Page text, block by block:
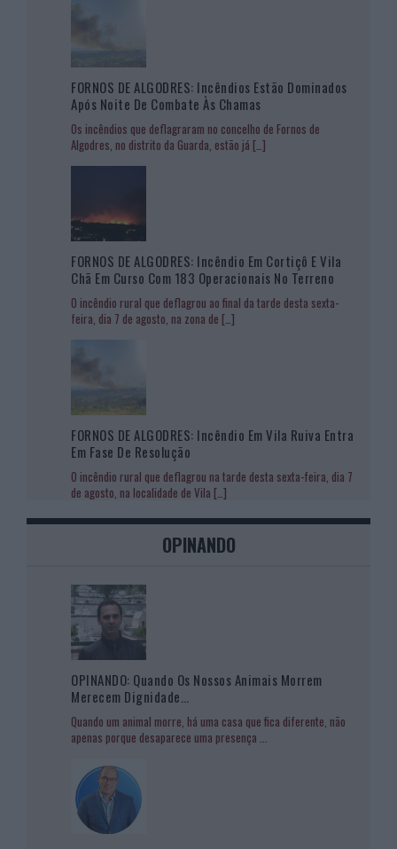
FORNOS DE ALGODRES: Incêndios Estão Dominados
Após Noite De Combate Às Chamas
Os incêndios que deflagraram no concelho de Fornos de
Algodres, no distrito da Guarda, estão já […]
FORNOS DE ALGODRES: Incêndio Em Cortiçô E Vila
Chã Em Curso Com 183 Operacionais No Terreno
O incêndio rural que deflagrou ao final da tarde desta sexta-
feira, dia 7 de agosto, na zona de […]
FORNOS DE ALGODRES: Incêndio Em Vila Ruiva Entra
Em Fase De Resolução
O incêndio rural que deflagrou na tarde desta sexta-feira, dia 7
de agosto, na localidade de Vila […]
OPINANDO
OPINANDO: Quando Os Nossos Animais Morrem
Merecem Dignidade…
Quando um animal morre, há uma casa que fica diferente, não
apenas porque desaparece uma presença ...